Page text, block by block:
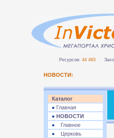
Ресурсов: 44 493
НОВОСТИ:
Каталог
Главная
НОВОСТИ
Главное
Церковь